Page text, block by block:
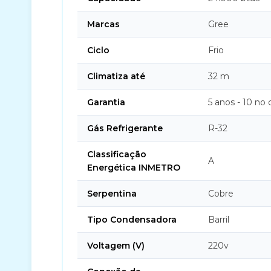
Marcas Gree
Ciclo Frio
Climatiza até 32 m
Garantia 5 anos - 10 no
Gás Refrigerante R-32
Classificação
Energética INMETRO
A
Serpentina Cobre
Tipo Condensadora Barril
Voltagem (V) 220v